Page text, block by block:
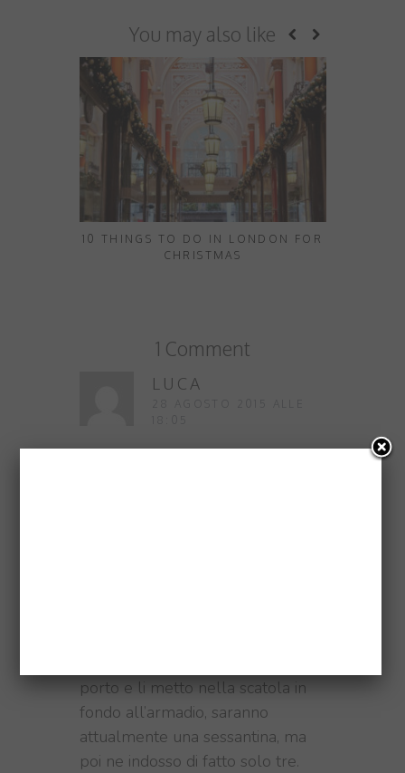
You may also like
10 THINGS TO DO IN LONDON FOR
CHRISTMAS
1 Comment
LUCA
porto e li metto nella scatola in
fondo all’armadio, saranno
attualmente una sessantina, ma
poi ne indosso di fatto solo tre.